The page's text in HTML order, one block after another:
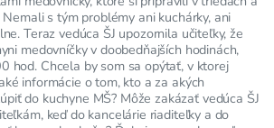
s tým problémy ani kuchárky, ani
Teraz vedúca ŠJ upozornila učiteľky, že
medovníčky v doobedňajších hodinách,
hod. Chcela by som sa opýtať, v ktorej
informácie o tom, kto a za akých
do kuchyne MŠ? Môže zakázať vedúca ŠJ
keď do kancelárie riaditeľky a do